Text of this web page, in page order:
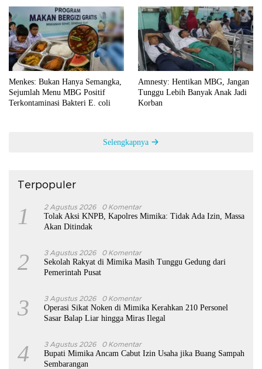
Menkes: Bukan Hanya Semangka,
Sejumlah Menu MBG Positif
Terkontaminasi Bakteri E. coli
Amnesty: Hentikan MBG, Jangan
Tunggu Lebih Banyak Anak Jadi
Korban
Selengkapnya
Terpopuler
1 2 Agustus 2026 0 Komentar
Tolak Aksi KNPB, Kapolres Mimika: Tidak Ada Izin, Massa
Akan Ditindak
2 3 Agustus 2026 0 Komentar
Sekolah Rakyat di Mimika Masih Tunggu Gedung dari
Pemerintah Pusat
3 3 Agustus 2026 0 Komentar
Operasi Sikat Noken di Mimika Kerahkan 210 Personel
Sasar Balap Liar hingga Miras Ilegal
4 3 Agustus 2026 0 Komentar
Bupati Mimika Ancam Cabut Izin Usaha jika Buang Sampah
Sembarangan